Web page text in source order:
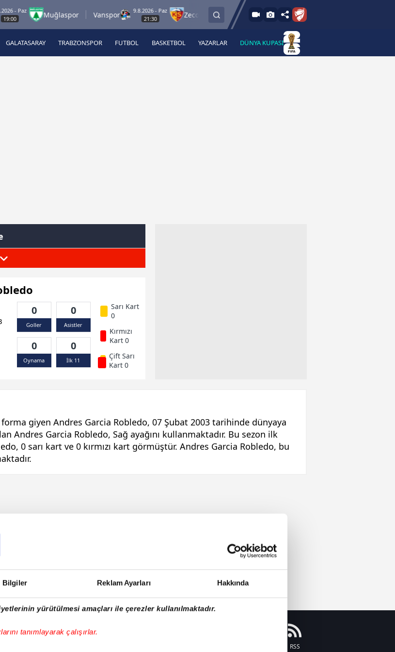
Bilgiler Reklam Ayarları Hakkında
yürütülmesi amaçları ile çerezler kullanılmaktadır.
tanımlayarak çalışırlar.
Muğlaspor Vanspor
9.8.2026 - Paz
21:30
Zecorner Kayserispor Sipay Bodrum FK
Beşiktaş
A Haber
A Haber Radyo
GALATASARAY TRABZONSPOR FUTBOL BASKETBOL YAZARLAR DÜNYA KUPASI
0
Goller
0
Asistler
0
Oynama
0
İlk 11
Sarı Kart
0
Kırmızı
Kart 0
Çift Sarı
Kart 0
giyen Andres Garcia Robledo, 07 Şubat 2003 tarihinde dünyaya
Andres Garcia Robledo, Sağ ayağını kullanmaktadır. Bu sezon ilk
0 sarı kart ve 0 kırmızı kart görmüştür. Andres Garcia Robledo, bu
RSS